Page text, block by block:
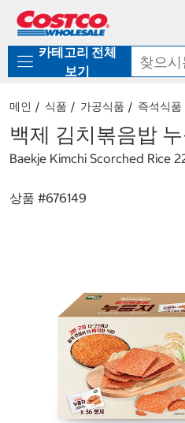
로
기
가
카테고리 전체
보기
메인 식품 가공식품 즉석식품
백제 김치볶음밥
Baekje Kimchi Scorched Rice
상품 #676149